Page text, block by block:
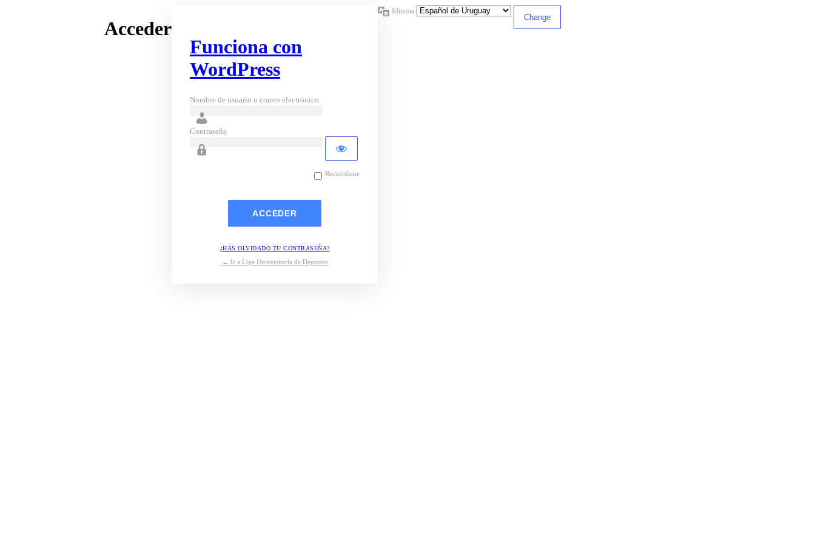
Acceder
Funciona con
WordPress
Nombre de usuario o correo electrónico
Contraseña
Recuérdame
¿HAS OLVIDADO TU CONTRASEÑA?
← Ir a Liga Universitaria de Deportes
Idioma